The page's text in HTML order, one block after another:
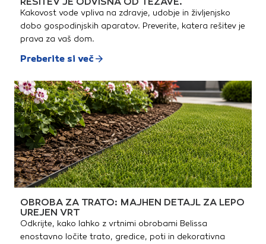
Kakovost vode vpliva na zdravje, udobje in življenjsko
dobo gospodinjskih aparatov. Preverite, katera rešitev je
prava za vaš dom.
Preberite si več
OBROBA ZA TRATO: MAJHEN DETAJL ZA LEPO
UREJEN VRT
Odkrijte, kako lahko z vrtnimi obrobami Belissa
enostavno ločite trato, gredice, poti in dekorativna